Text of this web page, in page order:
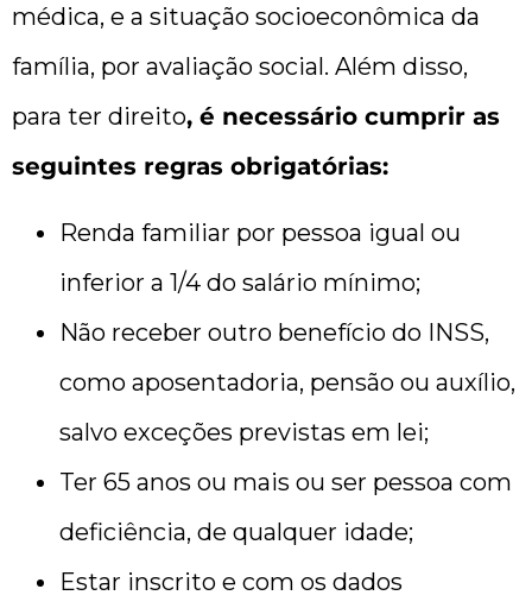
médica, e a situação socioeconômica da
família, por avaliação social. Além disso,
para ter direito, é necessário cumprir as
seguintes regras obrigatórias:
Renda familiar por pessoa igual ou
inferior a 1/4 do salário mínimo;
Não receber outro benefício do INSS,
como aposentadoria, pensão ou auxílio,
salvo exceções previstas em lei;
Ter 65 anos ou mais ou ser pessoa com
deficiência, de qualquer idade;
Estar inscrito e com os dados